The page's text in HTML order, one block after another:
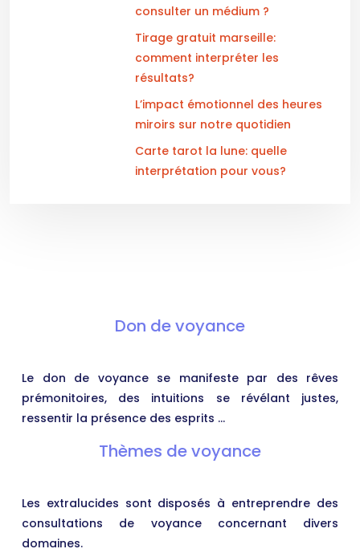
consulter un médium ?
Tirage gratuit marseille:
comment interpréter les
résultats?
L’impact émotionnel des heures
miroirs sur notre quotidien
Carte tarot la lune: quelle
interprétation pour vous?
Don de voyance
Le don de voyance se manifeste par des rêves
prémonitoires, des intuitions se révélant justes,
ressentir la présence des esprits …
Thèmes de voyance
Les extralucides sont disposés à entreprendre des
consultations de voyance concernant divers
domaines.